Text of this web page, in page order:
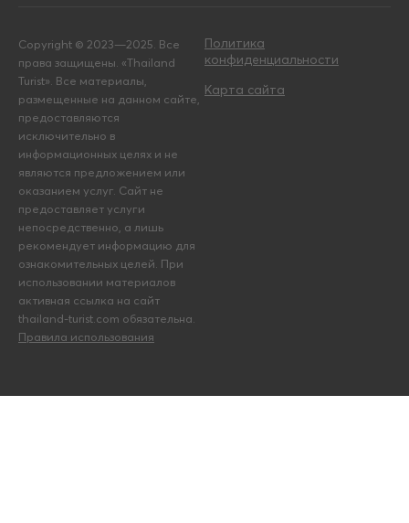
Copyright © 2023—2025. Все
права защищены. «Thailand
Turist». Все материалы,
размещенные на данном сайте,
предоставляются
исключительно в
информационных целях и не
являются предложением или
оказанием услуг. Сайт не
предоставляет услуги
непосредственно, а лишь
рекомендует информацию для
ознакомительных целей. При
использовании материалов
активная ссылка на сайт
thailand-turist.com обязательна.
Правила использования
Политика
конфиденциальности
Карта сайта